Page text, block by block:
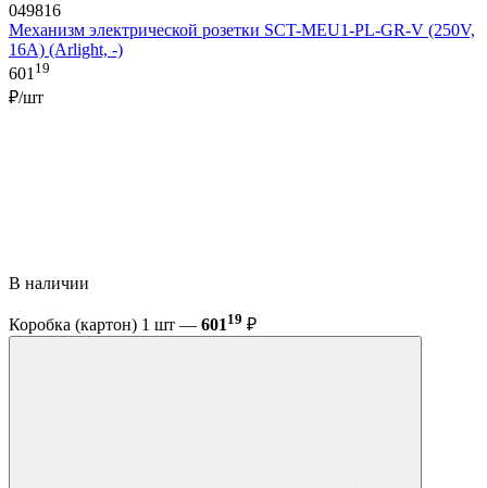
049816
Механизм электрической розетки SCT-MEU1-PL-GR-V (250V,
16A) (Arlight, -)
60119
₽/шт
В наличии
Коробка (картон) 1 шт — 601 19 ₽